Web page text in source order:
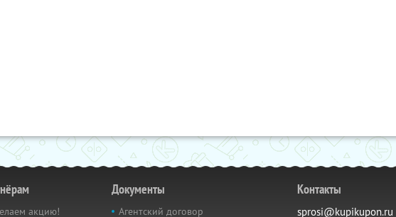
акцию!
Документы
Агентский договор
Контакты
sprosi@kupikupon.ru